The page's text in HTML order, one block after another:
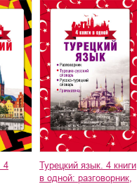
4
Турецкий язык. 4 книги
в одной: разговорник,